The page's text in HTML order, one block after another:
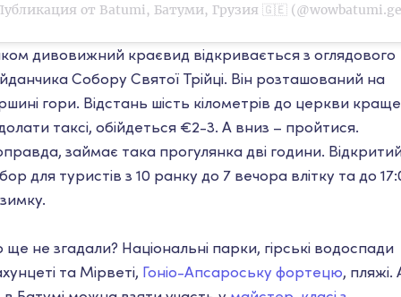
от Batumi, Батуми, Грузия 🇬🇪
дивовижний краєвид відкривається з оглядового
Собору Святої Трійці. Він розташований на
гори. Відстань шість кілометрів до церкви краще
таксі, обійдеться €2-3. А вниз – пройтися.
займає така прогулянка дві години.
для туристів з 10 ранку до 7 вечора влітку та до
не згадали? Національні парки, гірські водоспади
та Мірветі, Гоніо-Апсароську фортецю, пляжі.